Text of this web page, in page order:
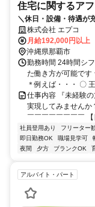
住宅に関するア
＼休日・設備・待遇が
株式会社 エプコ
月給192,000円以上
沖縄県那覇市
勤務時間 24時間シ
た働き方が可能で
＊例えば・・・ 〇
仕事内容 『未経験
実現してみません
￣￣￣￣￣￣￣￣
社員登用あり フリーター
即日勤務OK
職場見学可
夜間
夕方 ブランクOK
アルバイト・パート